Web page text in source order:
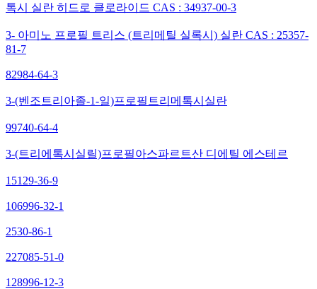
톡시 실란 히드로 클로라이드 CAS : 34937-00-3
3- 아미노 프로필 트리스 (트리메틸 실록시) 실란 CAS : 25357-
81-7
82984-64-3
3-(벤조트리아졸-1-일)프로필트리메톡시실란
99740-64-4
3-(트리에톡시실릴)프로필아스파르트산 디에틸 에스테르
15129-36-9
106996-32-1
2530-86-1
227085-51-0
128996-12-3